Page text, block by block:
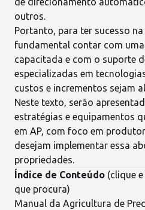
outros.
Portanto, para ter sucesso
fundamental contar com
capacitada e com o suporte
especializadas em
custos e incrementos sejam
Neste texto, serão
estratégias e equipamentos
em AP, com foco em
desejam implementar essa
propriedades.
Índice de Conteúdo (clique
que procura)
Manual da Agricultura de